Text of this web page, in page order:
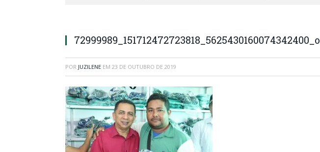
72999989_151712472723818_5625430160074342400_o
POR JUZILENE EM 23 DE OUTUBRO DE 2019